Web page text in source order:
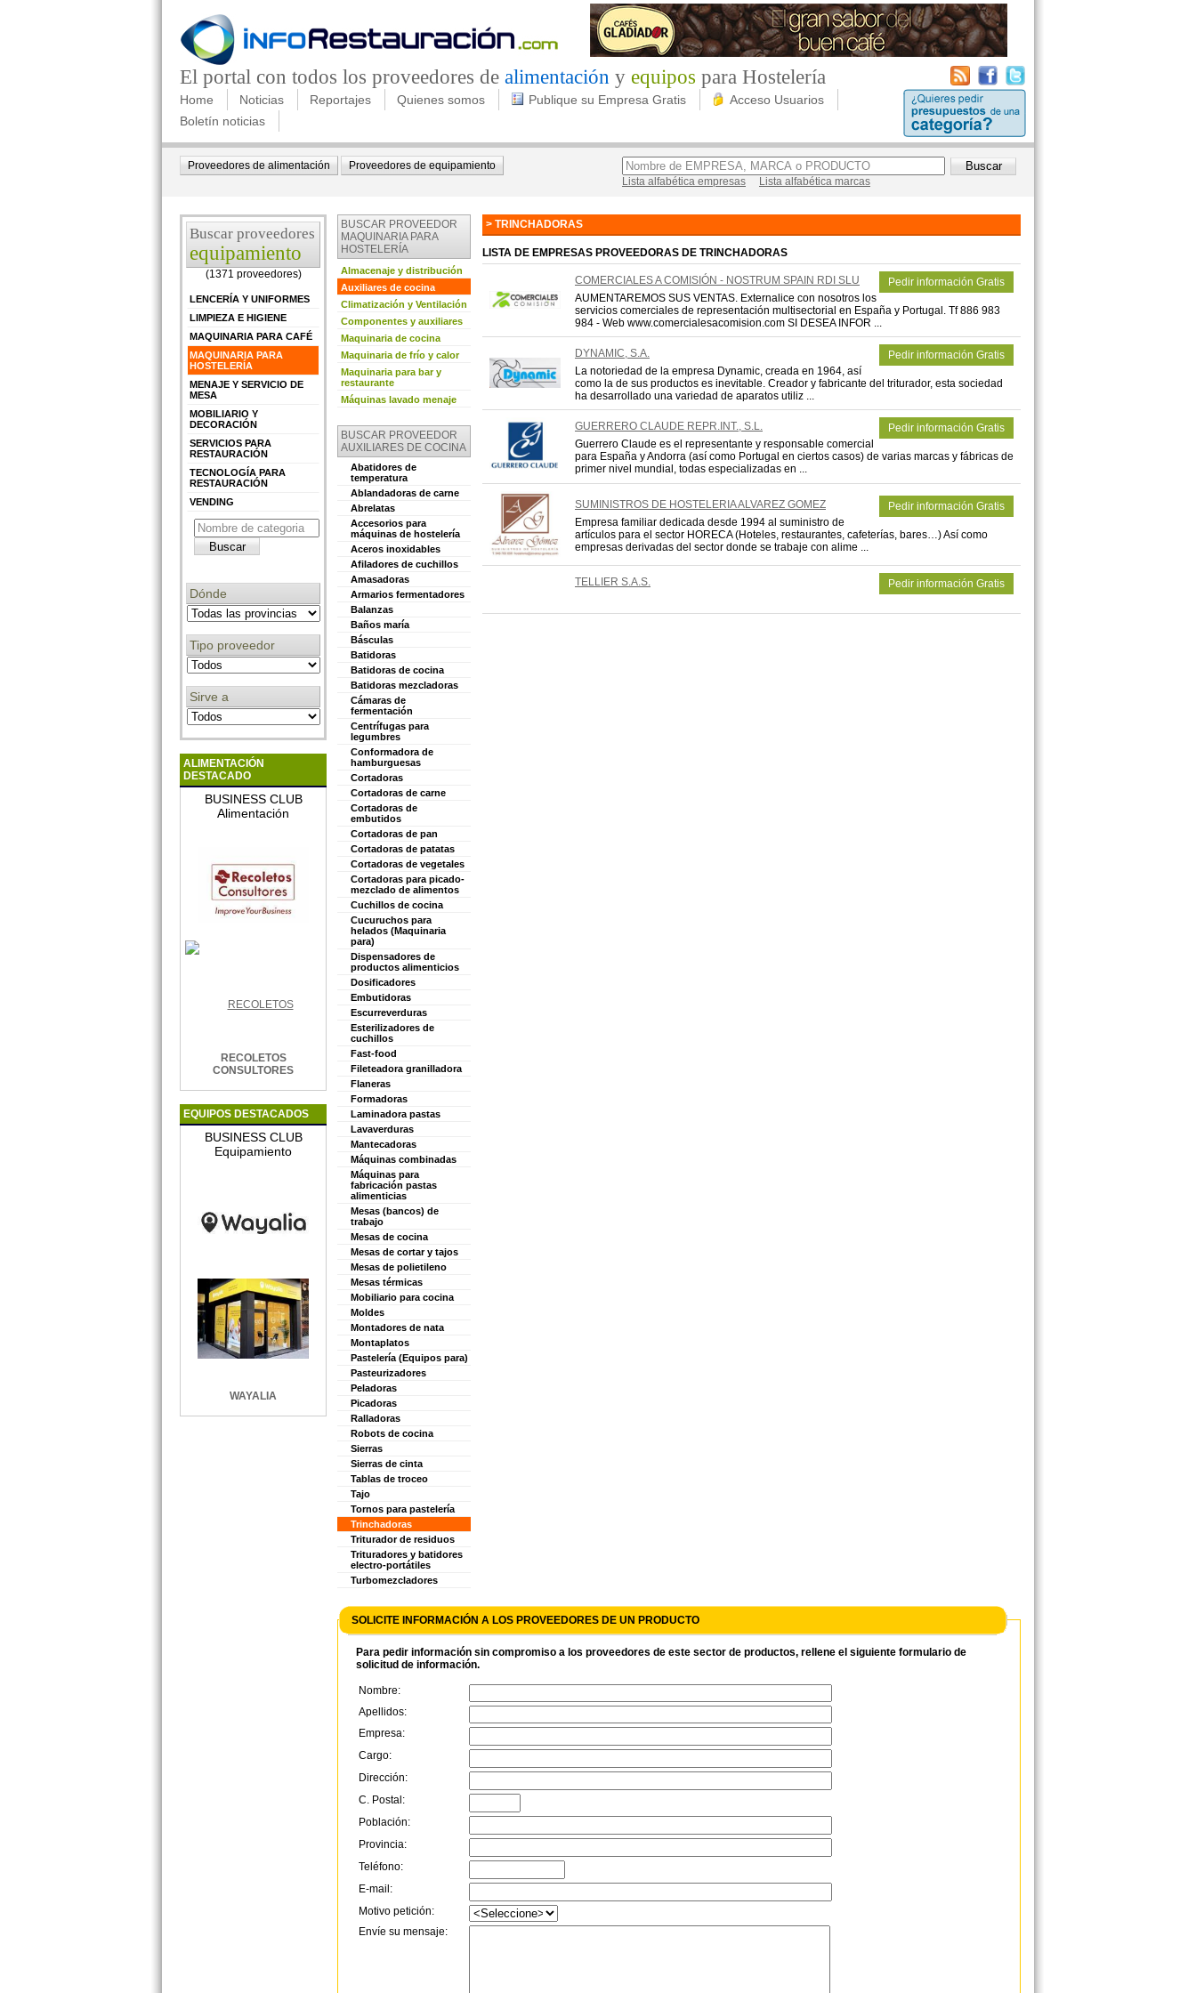
El portal con todos los proveedores de alimentación y equipos para Hostelería
Home Noticias Reportajes Quienes somos Publique su Empresa Gratis
Acceso Usuarios
Boletín noticias
Proveedores de alimentación
Proveedores de equipamiento
Lista alfabética empresas
Lista alfabética marcas
Buscar proveedores
equipamiento
(1371 proveedores)
LENCERÍA Y UNIFORMES
LIMPIEZA E HIGIENE
MAQUINARIA PARA CAFÉ
MAQUINARIA PARA
HOSTELERÍA
MENAJE Y SERVICIO DE
MESA
MOBILIARIO Y
DECORACIÓN
SERVICIOS PARA
RESTAURACIÓN
TECNOLOGÍA PARA
RESTAURACIÓN
VENDING
Dónde
Tipo proveedor
Sirve a
ALIMENTACIÓN
DESTACADO
BUSINESS CLUB
Alimentación
RECOLETOS
CONSULTORES
EQUIPOS DESTACADOS
BUSINESS CLUB
Equipamiento
WAYALIA
BUSCAR PROVEEDOR
MAQUINARIA PARA
HOSTELERÍA
Almacenaje y distribución
Auxiliares de cocina
Climatización y Ventilación
Componentes y auxiliares
Maquinaria de cocina
Maquinaria de frío y calor
Maquinaria para bar y
restaurante
Máquinas lavado menaje
BUSCAR PROVEEDOR
AUXILIARES DE COCINA
Abatidores de
temperatura
Ablandadoras de carne
Abrelatas
Accesorios para
máquinas de hostelería
Aceros inoxidables
Afiladores de cuchillos
Amasadoras
Armarios fermentadores
Balanzas
Baños maría
Básculas
Batidoras
Batidoras de cocina
Batidoras mezcladoras
Cámaras de
fermentación
Centrífugas para
legumbres
Conformadora de
hamburguesas
Cortadoras
Cortadoras de carne
Cortadoras de
embutidos
Cortadoras de pan
Cortadoras de patatas
Cortadoras de vegetales
Cortadoras para picado-
mezclado de alimentos
Cuchillos de cocina
Cucuruchos para
helados (Maquinaria
para)
Dispensadores de
productos alimenticios
Dosificadores
Embutidoras
Escurreverduras
Esterilizadores de
cuchillos
Fast-food
Fileteadora granilladora
Flaneras
Formadoras
Laminadora pastas
Lavaverduras
Mantecadoras
Máquinas combinadas
Máquinas para
fabricación pastas
alimenticias
Mesas (bancos) de
trabajo
Mesas de cocina
Mesas de cortar y tajos
Mesas de polietileno
Mesas térmicas
Mobiliario para cocina
Moldes
Montadores de nata
Montaplatos
Pastelería (Equipos para)
Pasteurizadores
Peladoras
Picadoras
Ralladoras
Robots de cocina
Sierras
Sierras de cinta
Tablas de troceo
Tajo
Tornos para pastelería
Trinchadoras
Triturador de residuos
Trituradores y batidores
electro-portátiles
Turbomezcladores
> TRINCHADORAS
LISTA DE EMPRESAS PROVEEDORAS DE TRINCHADORAS
COMERCIALES A COMISIÓN - NOSTRUM SPAIN RDI SLU
Pedir información Gratis
AUMENTAREMOS SUS VENTAS. Externalice con nosotros los
servicios comerciales de representación multisectorial en España y Portugal. Tf 886 983
984 - Web www.comercialesacomision.com SI DESEA INFOR ...
DYNAMIC, S.A.
Pedir información Gratis
La notoriedad de la empresa Dynamic, creada en 1964, así
como la de sus productos es inevitable. Creador y fabricante del triturador, esta sociedad
ha desarrollado una variedad de aparatos utiliz ...
GUERRERO CLAUDE REPR.INT., S.L.
Pedir información Gratis
Guerrero Claude es el representante y responsable comercial
para España y Andorra (así como Portugal en ciertos casos) de varias marcas y fábricas de
primer nivel mundial, todas especializadas en ...
SUMINISTROS DE HOSTELERIA ALVAREZ GOMEZ
Pedir información Gratis
Empresa familiar dedicada desde 1994 al suministro de
artículos para el sector HORECA (Hoteles, restaurantes, cafeterías, bares…) Así como
empresas derivadas del sector donde se trabaje con alime ...
TELLIER S.A.S. Pedir información Gratis
SOLICITE INFORMACIÓN A LOS PROVEEDORES DE UN PRODUCTO
Para pedir información sin compromiso a los proveedores de este sector de productos, rellene el siguiente formulario de
solicitud de información.
Nombre:
Apellidos:
Empresa:
Cargo:
Dirección:
C. Postal:
Población:
Provincia:
Teléfono:
E-mail:
Motivo petición:
Envíe su mensaje: